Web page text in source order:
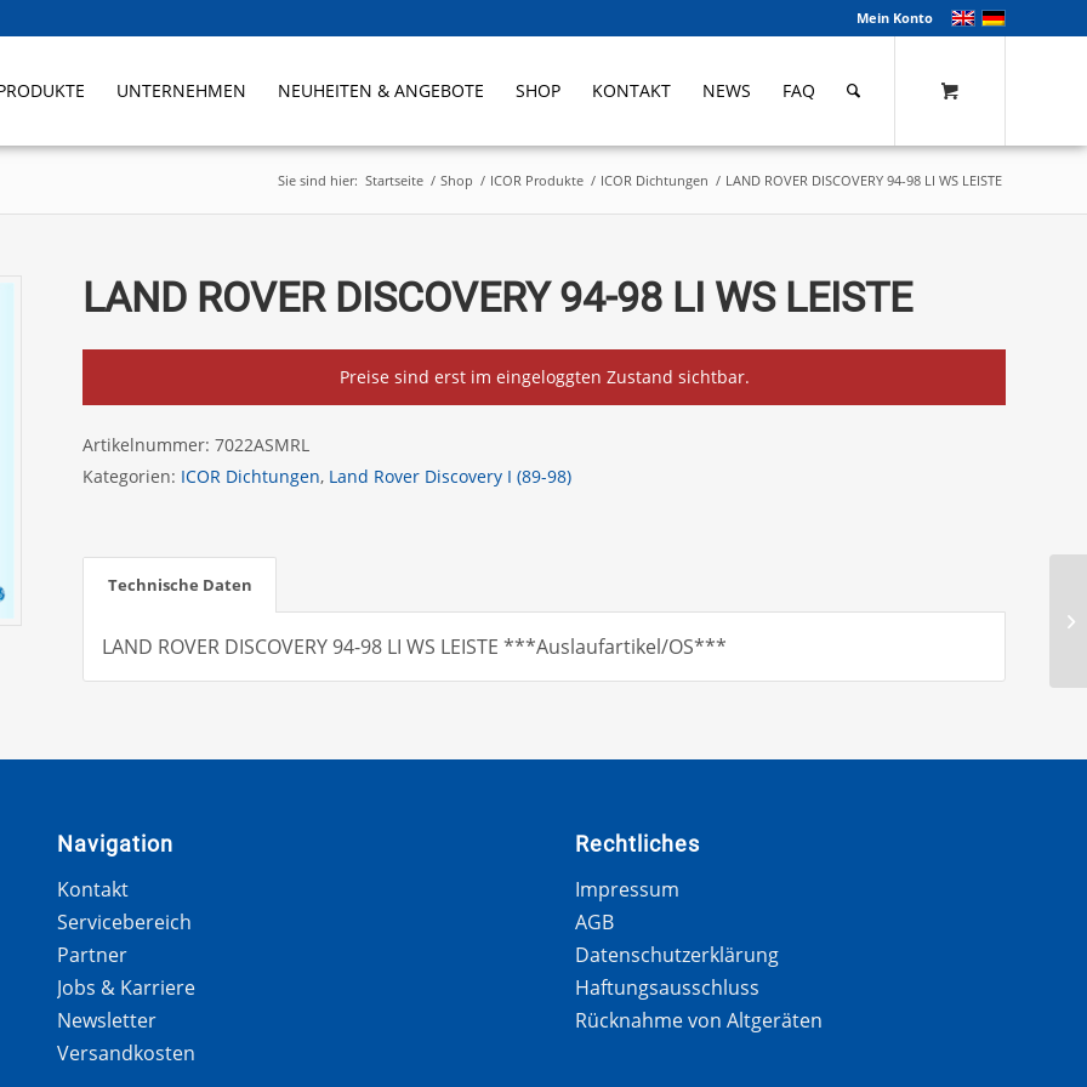
Mein Konto
UNTERNEHMEN NEUHEITEN & ANGEBOTE SHOP KONTAKT NEWS FAQ
Sie sind hier: Startseite / Shop / ICOR Produkte / ICOR Dichtungen / LAND ROVER DISCOVERY 94-98 LI WS LEISTE
LAND ROVER DISCOVERY 94-98 LI WS LEISTE
Preise sind erst im eingeloggten Zustand sichtbar.
Artikelnummer:7022ASMRL
Kategorien: ICOR Dichtungen, Land Rover Discovery I (89-98)
Technische Daten
LAND ROVER DISCOVERY 94-98 LI WS LEISTE ***Auslaufartikel/OS***
Navigation
Kontakt
Servicebereich
Partner
Jobs & Karriere
Newsletter
Versandkosten
Rechtliches
Impressum
AGB
Datenschutzerklärung
Haftungsausschluss
Rücknahme von Altgeräten